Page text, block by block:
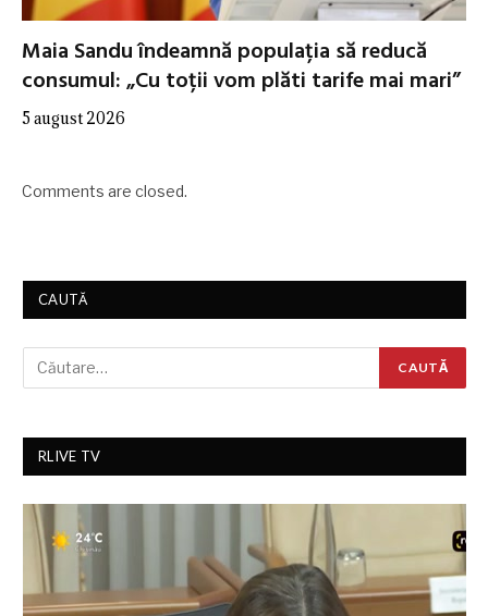
Maia Sandu îndeamnă populația să reducă
consumul: „Cu toții vom plăti tarife mai mari”
5 august 2026
Comments are closed.
CAUTĂ
RLIVE TV